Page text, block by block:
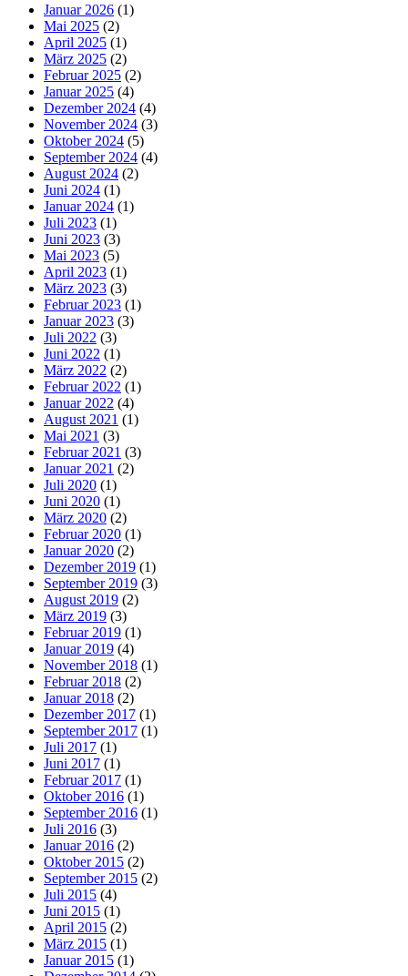
Januar 2026 (1)
Mai 2025 (2)
April 2025 (1)
März 2025 (2)
Februar 2025 (2)
Januar 2025 (4)
Dezember 2024 (4)
November 2024 (3)
Oktober 2024 (5)
September 2024 (4)
August 2024 (2)
Juni 2024 (1)
Januar 2024 (1)
Juli 2023 (1)
Juni 2023 (3)
Mai 2023 (5)
April 2023 (1)
März 2023 (3)
Februar 2023 (1)
Januar 2023 (3)
Juli 2022 (3)
Juni 2022 (1)
März 2022 (2)
Februar 2022 (1)
Januar 2022 (4)
August 2021 (1)
Mai 2021 (3)
Februar 2021 (3)
Januar 2021 (2)
Juli 2020 (1)
Juni 2020 (1)
März 2020 (2)
Februar 2020 (1)
Januar 2020 (2)
Dezember 2019 (1)
September 2019 (3)
August 2019 (2)
März 2019 (3)
Februar 2019 (1)
Januar 2019 (4)
November 2018 (1)
Februar 2018 (2)
Januar 2018 (2)
Dezember 2017 (1)
September 2017 (1)
Juli 2017 (1)
Juni 2017 (1)
Februar 2017 (1)
Oktober 2016 (1)
September 2016 (1)
Juli 2016 (3)
Januar 2016 (2)
Oktober 2015 (2)
September 2015 (2)
Juli 2015 (4)
Juni 2015 (1)
April 2015 (2)
März 2015 (1)
Januar 2015 (1)